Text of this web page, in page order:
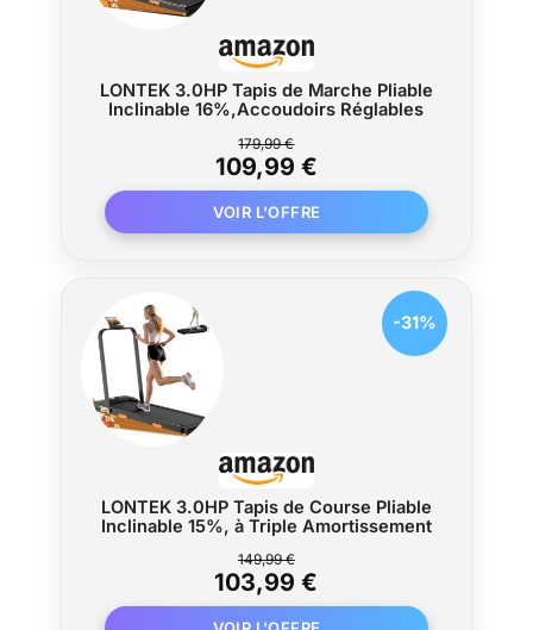
LONTEK 3.0HP Tapis de Marche Pliable
Inclinable 16%,Accoudoirs Réglables
179,99 €
109,99 €
LONTEK 3.0HP Tapis de Course Pliable
Inclinable 15%, à Triple Amortissement
149,99 €
103,99 €
-31%